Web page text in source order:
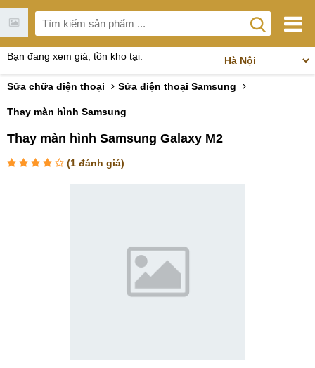
Bạn đang xem giá, tồn kho tại:
Sửa chữa điện thoại Sửa điện thoại Samsung
Thay màn hình Samsung
Thay màn hình Samsung Galaxy M2
(1 đánh giá)